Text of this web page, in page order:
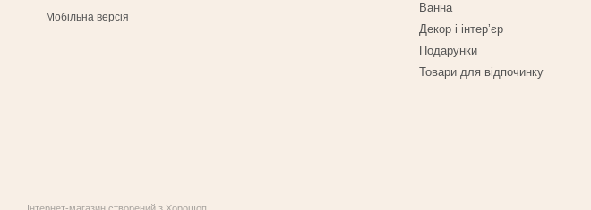
Мобільна версія
Ванна
Декор і інтерʼєр
Подарунки
Товари для відпочинку